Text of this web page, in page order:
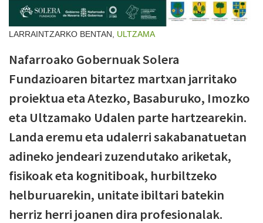
LARRAINTZARKO BENTAN, ULTZAMA
Nafarroako Gobernuak Solera
Fundazioaren bitartez martxan jarritako
proiektua eta Atezko, Basaburuko, Imozko
eta Ultzamako Udalen parte hartzearekin.
Landa eremu eta udalerri sakabanatuetan
adineko jendeari zuzendutako ariketak,
fisikoak eta kognitiboak, hurbiltzeko
helburuarekin, unitate ibiltari batekin
herriz herri joanen dira profesionalak.